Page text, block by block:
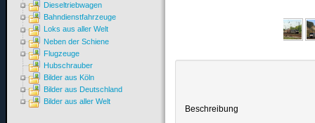
Beschreibung
Dieseltriebwagen
Bahndienstfahrzeuge
Loks aus aller Welt
Neben der Schiene
Flugzeuge
Hubschrauber
Bilder aus Köln
Bilder aus Deutschland
Bilder aus aller Welt